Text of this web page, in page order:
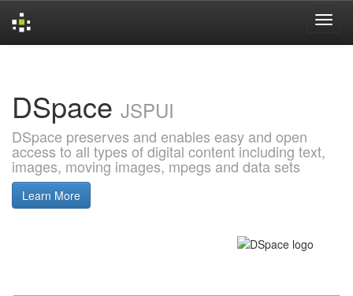
DSpace JSPUI
DSpace preserves and enables easy and open
access to all types of digital content including text,
images, moving images, mpegs and data sets
Learn More